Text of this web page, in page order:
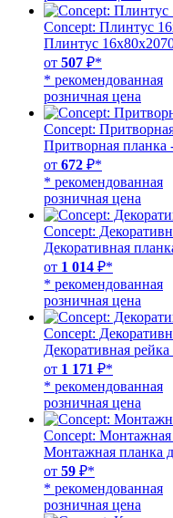
Concept: Плинтус
Плинтус
от 507 ₽*
* рекомендованная
розничная цена
Concept:
Притворная планка
от 672 ₽*
* рекомендованная
розничная цена
Concept:
Декоративная
от 1 014 ₽*
* рекомендованная
розничная цена
Concept:
Декоративная
от 1 171 ₽*
* рекомендованная
розничная цена
Concept:
Монтажная планка
от 59 ₽*
* рекомендованная
розничная цена